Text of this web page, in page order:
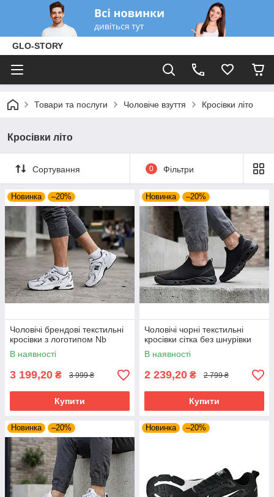
GLO-STORY
Товари та послуги Чоловіче взуття Кросівки літо
Кросівки літо
Сортування 0 Фільтри
Новинка –20%
Чоловічі брендові текстильні
кросівки з логотипом Nb
В наявності
3 199,20 ₴ 3 999 ₴
Купити
Новинка –20%
Чоловічі чорні текстильні
кросівки сітка без шнурівки
В наявності
2 239,20 ₴ 2 799 ₴
Купити
Новинка –20% Новинка –20%